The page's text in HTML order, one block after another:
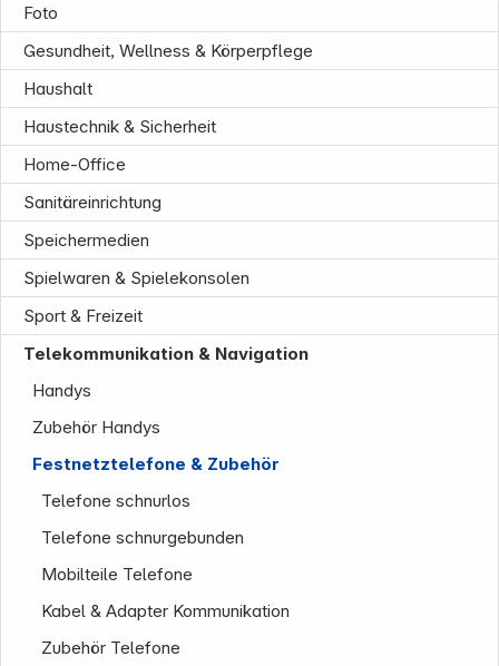
Foto
Gesundheit, Wellness & Körperpflege
Haushalt
Haustechnik & Sicherheit
Home-Office
Sanitäreinrichtung
Speichermedien
Spielwaren & Spielekonsolen
Sport & Freizeit
Telekommunikation & Navigation
Handys
Zubehör Handys
Festnetztelefone & Zubehör
Telefone schnurlos
Telefone schnurgebunden
Mobilteile Telefone
Kabel & Adapter Kommunikation
Zubehör Telefone
Unternehmen